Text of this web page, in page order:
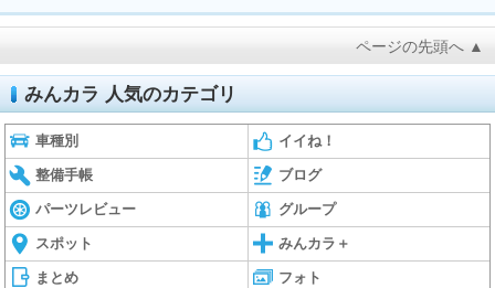
ページの先頭へ ▲
みんカラ 人気のカテゴリ
車種別 イイね！
整備手帳 ブログ
パーツレビュー グループ
スポット みんカラ＋
まとめ フォト